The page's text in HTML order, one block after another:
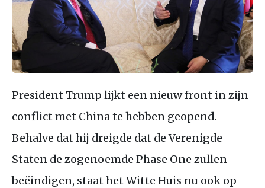
President Trump lijkt een nieuw front in zijn
conflict met China te hebben geopend.
Behalve dat hij dreigde dat de Verenigde
Staten de zogenoemde Phase One zullen
beëindigen, staat het Witte Huis nu ook op